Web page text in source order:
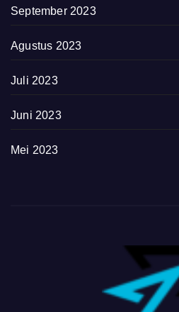
September 2023
Agustus 2023
Juli 2023
Juni 2023
Mei 2023